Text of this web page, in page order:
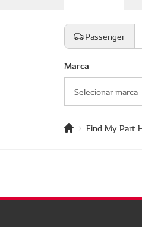
Passenger
Marca
Selecionar marca
Find My Part